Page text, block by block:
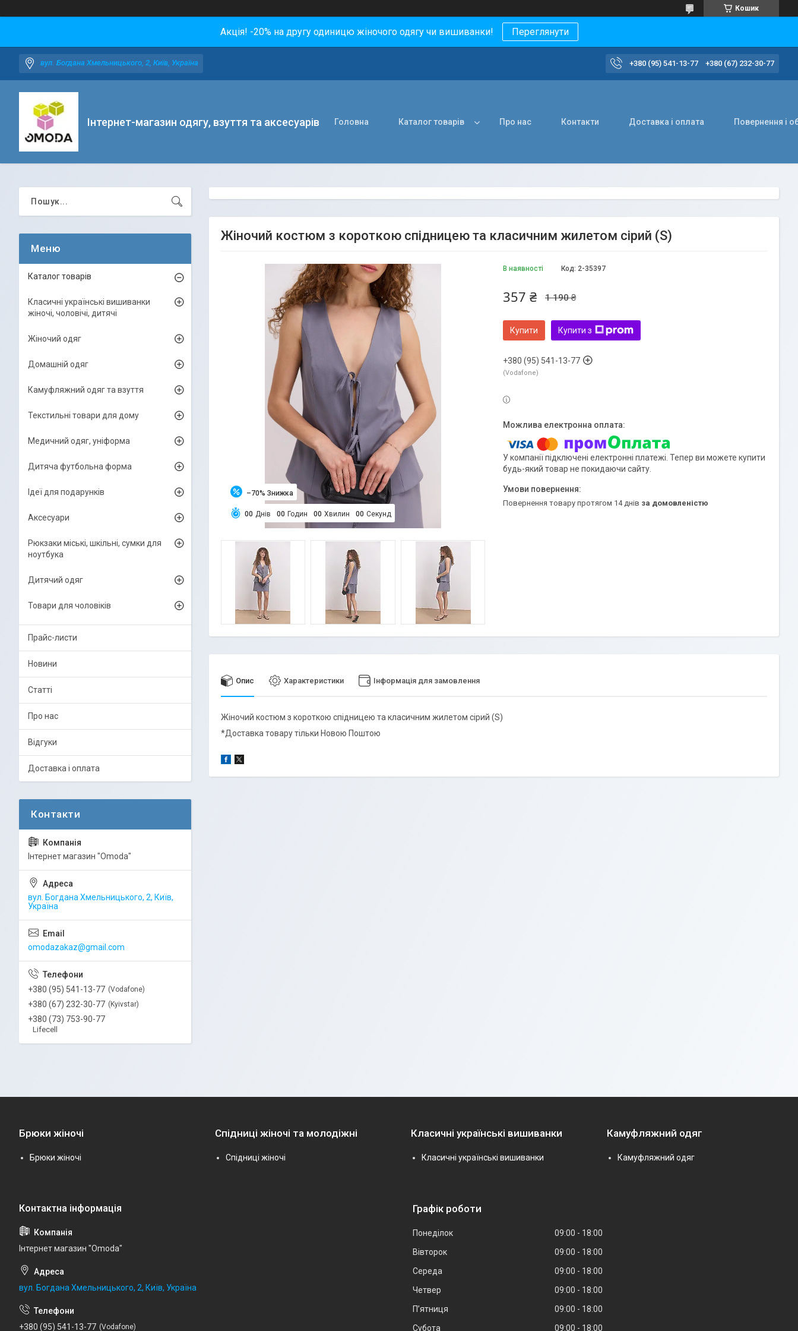
Кошик
Акція! -20% на другу одиницю жіночого одягу чи вишиванки! Переглянути
вул. Богдана Хмельницького, 2, Київ, Україна +380 (95) 541-13-77 +380 (67) 232-30-77
Інтернет-магазин одягу, взуття та аксесуарів Головна Каталог товарів Про нас Контакти Доставка і оплата Повернення і
Жіночий костюм з короткою спідницею та класичним жилетом сірий (S)
–70%
00 Днів 00 Годин 00 Хвилин 00 Секунд
В наявності Код: 2-35397
1 190 ₴
357 ₴
Купити Купити з
+380 (95) 541-13-77
Vodafone
У компанії підключені електронні платежі. Тепер ви можете купити
будь-який товар не покидаючи сайту.
повернення товару протягом 14 днів за домовленістю
Опис Характеристики Інформація для замовлення
Жіночий костюм з короткою спідницею та класичним жилетом сірий (S)
*Доставка товару тільки Новою Поштою
Каталог товарів
Класичні українські вишиванки
жіночі, чоловічі, дитячі
Жіночий одяг
Домашній одяг
Камуфляжний одяг та взуття
Текстильні товари для дому
Медичний одяг, уніформа
Дитяча футбольна форма
Ідеї для подарунків
Аксесуари
Рюкзаки міські, шкільні, сумки для
ноутбука
Дитячий одяг
Товари для чоловіків
Прайс-листи
Новини
Статті
Про нас
Відгуки
Доставка і оплата
Інтернет магазин "Omoda"
вул. Богдана Хмельницького, 2, Київ,
Україна
omodazakaz@gmail.com
+380 (95) 541-13-77 Vodafone
+380 (67) 232-30-77 Kyivstar
+380 (73) 753-90-77
Lifecell
Брюки жіночі
Брюки жіночі
Спідниці жіночі та молодіжні
Спідниці жіночі
Класичні українські вишиванки
Класичні українські вишиванки
Камуфляжний одяг
Камуфляжний одяг
Інтернет магазин "Omoda"
вул. Богдана Хмельницького, 2, Київ, Україна
+380 (95) 541-13-77 Vodafone
Графік роботи
Понеділок 09:00
18:00
Вівторок
09:00
18:00
Середа
09:00
18:00
Четвер
09:00
18:00
Пʼятниця
09:00
18:00
Субота
09:00 18:00